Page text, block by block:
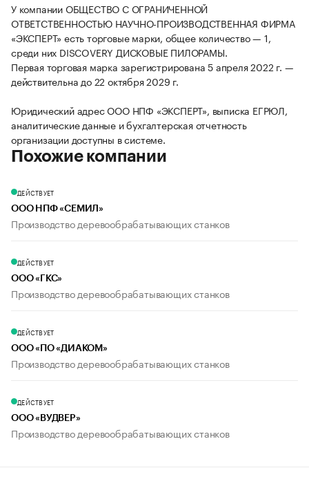
У компании ОБЩЕСТВО С ОГРАНИЧЕННОЙ
ОТВЕТСТВЕННОСТЬЮ НАУЧНО-ПРОИЗВОДСТВЕННАЯ ФИРМА
«ЭКСПЕРТ» есть торговые марки, общее количество — 1,
среди них DISCOVERY ДИСКОВЫЕ ПИЛОРАМЫ.
Первая торговая марка зарегистрирована 5 апреля 2022 г. —
действительна до 22 октября 2029 г.
Юридический адрес ООО НПФ «ЭКСПЕРТ», выписка ЕГРЮЛ,
аналитические данные и бухгалтерская отчетность
организации доступны в системе.
Похожие компании
ДЕЙСТВУЕТ
ООО НПФ «СЕМИЛ»
Производство деревообрабатывающих станков
ДЕЙСТВУЕТ
ООО «ГКС»
Производство деревообрабатывающих станков
ДЕЙСТВУЕТ
ООО «ПО «ДИАКОМ»
Производство деревообрабатывающих станков
ДЕЙСТВУЕТ
ООО «ВУДВЕР»
Производство деревообрабатывающих станков